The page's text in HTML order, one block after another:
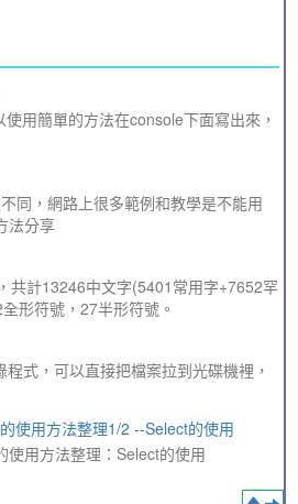
用簡單的方法在console下面寫出來，
同，網路上很多範例和教學是不能用
法分享
共計13246中文字(5401常用字+7652罕
形符號，27半形符號。
式，可以直接把檔案拉到光碟機裡，
使用方法整理1/2 --Select的使用
使用方法整理：Select的使用